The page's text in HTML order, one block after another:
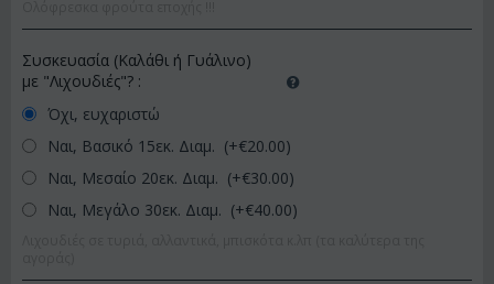
Συσκευασία (Καλάθι ή Γυάλινο)
με "Λιχουδιές"? :
Όχι, ευχαριστώ
Ναι, Βασικό 15εκ. Διαμ. (+€20.00)
Ναι, Μεσαίο 20εκ. Διαμ. (+€30.00)
Ναι, Μεγάλο 30εκ. Διαμ. (+€40.00)